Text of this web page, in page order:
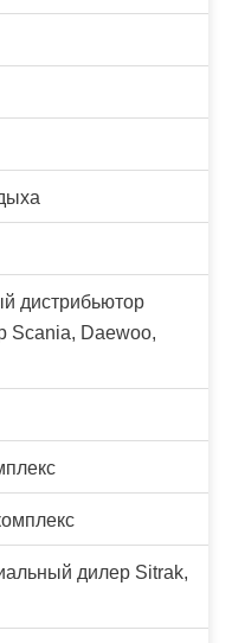
дистрибьютор
Scania, Daewoo,
дилер Sitrak,